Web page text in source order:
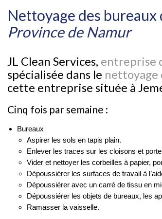
Nettoyage des bureaux
Province de Namur
JL Clean Services, entreprise
spécialisée dans le nettoyage
cette entreprise située à
Cinq fois par semaine :
Bureaux
Aspirer les sols en tapis plain.
Enlever les traces sur les cloisons et
Vider et nettoyer les corbeilles à papier,
Dépoussiérer les surfaces de travail à
Dépoussiérer avec un carré de tissu en
Dépoussiérer les objets de bureaux, les
Ramasser la vaisselle.